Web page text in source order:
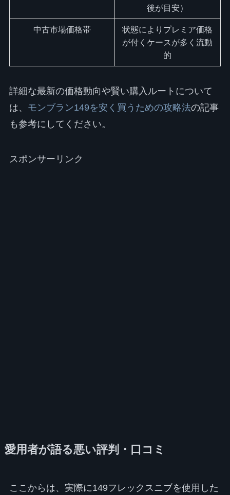
後が目安）
中古市場価格帯
状態によりプレミア価格
が付くケースが多く流動
的
詳細な最新の価格動向や賢い購入ルートについて
は、 モンブラン149を安く買うための攻略法の記事
も参考にしてください。
スポンサーリンク
愛用者が語る悪い評判・口コミ
ここからは、実際に149フレックスニブを使用した